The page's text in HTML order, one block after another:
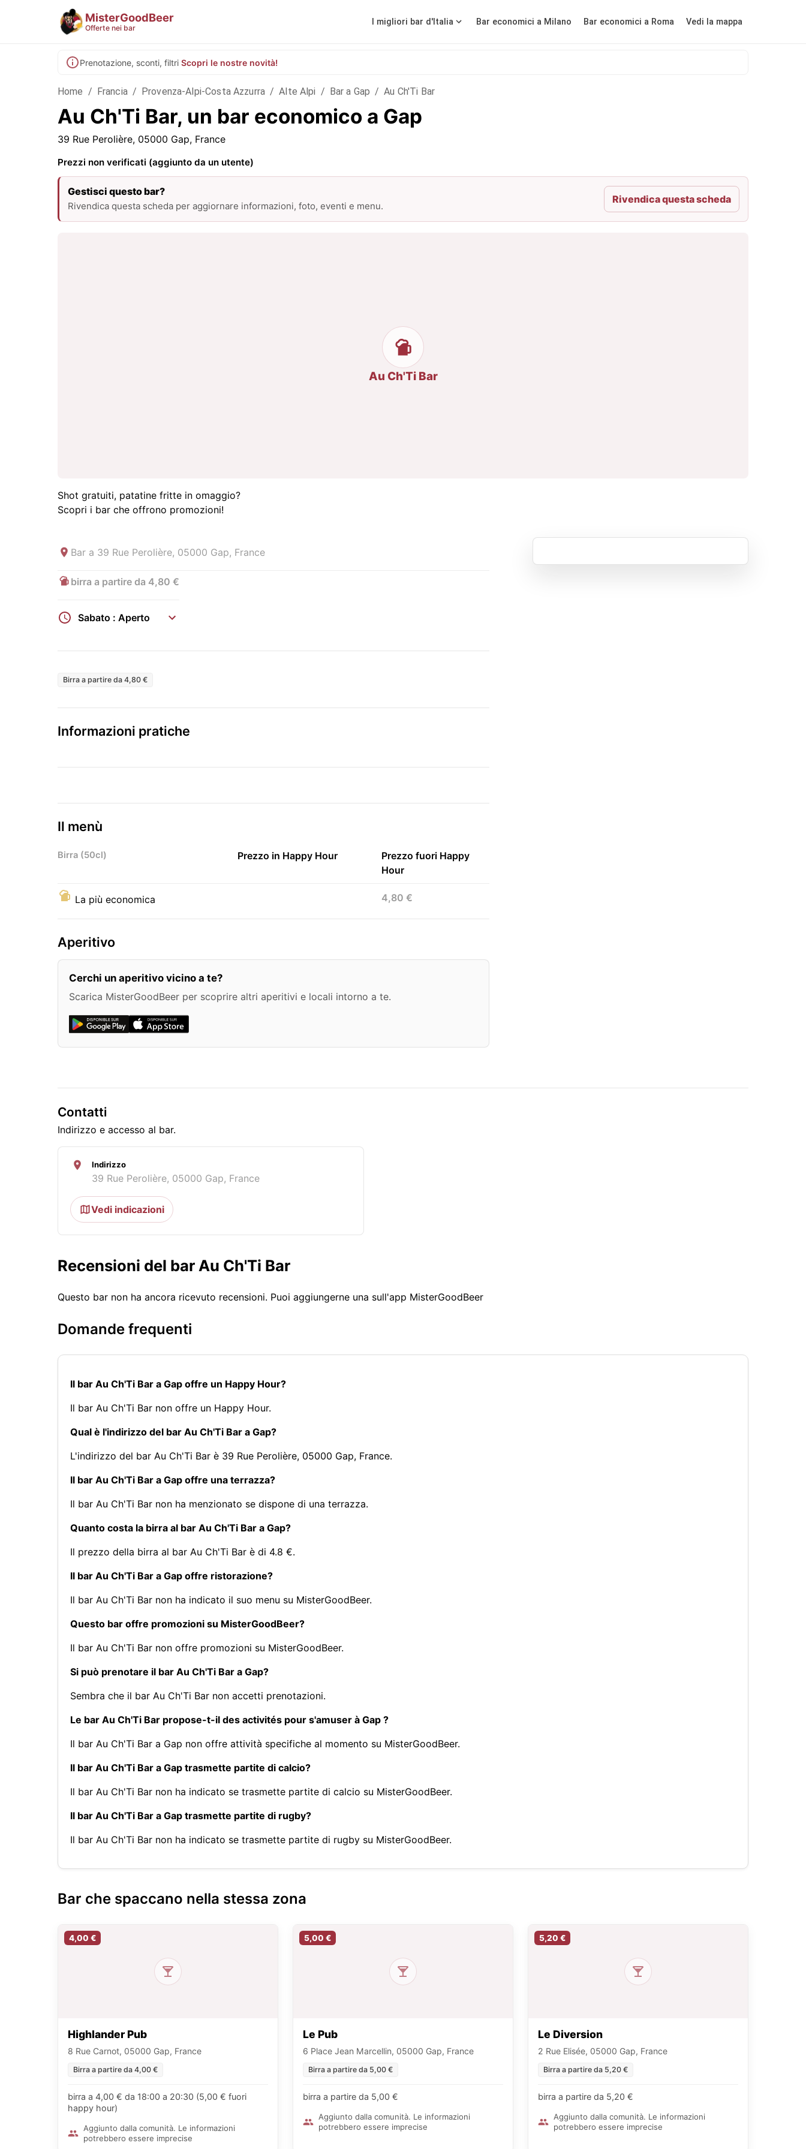
MisterGoodBeer
Offerte nei bar
I migliori bar d'Italia Bar economici a Milano Bar economici a Roma Vedi la mappa
Prenotazione, sconti, filtri Scopri le nostre novità!
Home / Francia / Provenza-Alpi-Costa Azzurra / Alte Alpi / Bar a Gap / Au Ch'Ti Bar
Au Ch'Ti Bar, un bar economico a Gap
39 Rue Perolière, 05000 Gap, France
Prezzi non verificati (aggiunto da un utente)
Gestisci questo bar?
Rivendica questa scheda per aggiornare informazioni, foto, eventi e menu.
Rivendica questa scheda
Au Ch'Ti Bar
Shot gratuiti, patatine fritte in omaggio?
Scopri i bar che offrono promozioni!
Bar a 39 Rue Perolière, 05000 Gap, France
birra a partire da 4,80 €
Sabato : Aperto
Birra a partire da 4,80 €
Informazioni pratiche
Il menù
Birra (50cl) Prezzo in Happy Hour
Prezzo fuori Happy
Hour
La più economica 4,80 €
Aperitivo
Cerchi un aperitivo vicino a te?
Scarica MisterGoodBeer per scoprire altri aperitivi e locali intorno a te.
Contatti
Indirizzo e accesso al bar.
Indirizzo
39 Rue Perolière, 05000 Gap, France
Vedi indicazioni
Recensioni del bar Au Ch'Ti Bar
Questo bar non ha ancora ricevuto recensioni. Puoi aggiungerne una sull'app MisterGoodBeer
Domande frequenti
Il bar Au Ch'Ti Bar a Gap offre un Happy Hour?
Il bar Au Ch'Ti Bar non offre un Happy Hour.
Qual è l'indirizzo del bar Au Ch'Ti Bar a Gap?
L'indirizzo del bar Au Ch'Ti Bar è 39 Rue Perolière, 05000 Gap, France.
Il bar Au Ch'Ti Bar a Gap offre una terrazza?
Il bar Au Ch'Ti Bar non ha menzionato se dispone di una terrazza.
Quanto costa la birra al bar Au Ch'Ti Bar a Gap?
Il prezzo della birra al bar Au Ch'Ti Bar è di 4.8 €.
Il bar Au Ch'Ti Bar a Gap offre ristorazione?
Il bar Au Ch'Ti Bar non ha indicato il suo menu su MisterGoodBeer.
Questo bar offre promozioni su MisterGoodBeer?
Il bar Au Ch'Ti Bar non offre promozioni su MisterGoodBeer.
Si può prenotare il bar Au Ch'Ti Bar a Gap?
Sembra che il bar Au Ch'Ti Bar non accetti prenotazioni.
Le bar Au Ch'Ti Bar propose-t-il des activités pour s'amuser à Gap ?
Il bar Au Ch'Ti Bar a Gap non offre attività specifiche al momento su MisterGoodBeer.
Il bar Au Ch'Ti Bar a Gap trasmette partite di calcio?
Il bar Au Ch'Ti Bar non ha indicato se trasmette partite di calcio su MisterGoodBeer.
Il bar Au Ch'Ti Bar a Gap trasmette partite di rugby?
Il bar Au Ch'Ti Bar non ha indicato se trasmette partite di rugby su MisterGoodBeer.
Bar che spaccano nella stessa zona
4,00 €
Highlander Pub
8 Rue Carnot, 05000 Gap, France
Birra a partire da 4,00 €
birra a 4,00 € da 18:00 a 20:30 (5,00 € fuori
happy hour)
Aggiunto dalla comunità. Le informazioni
potrebbero essere imprecise
5,00 €
Le Pub
6 Place Jean Marcellin, 05000 Gap, France
Birra a partire da 5,00 €
birra a partire da 5,00 €
Aggiunto dalla comunità. Le informazioni
potrebbero essere imprecise
5,20 €
Le Diversion
2 Rue Elisée, 05000 Gap, France
Birra a partire da 5,20 €
birra a partire da 5,20 €
Aggiunto dalla comunità. Le informazioni
potrebbero essere imprecise